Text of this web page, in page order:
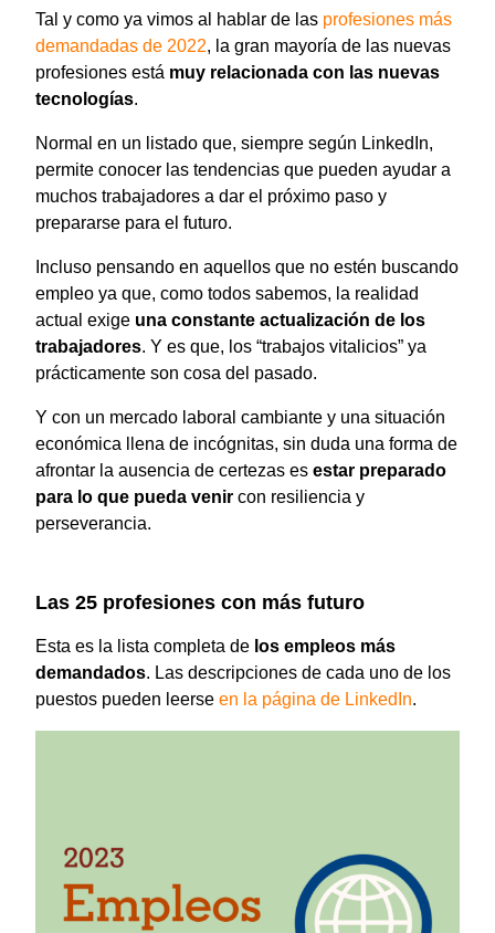
Tal y como ya vimos al hablar de las profesiones más
demandadas de 2022, la gran mayoría de las nuevas
profesiones está muy relacionada con las nuevas
tecnologías.
Normal en un listado que, siempre según LinkedIn,
permite conocer las tendencias que pueden ayudar a
muchos trabajadores a dar el próximo paso y
prepararse para el futuro.
Incluso pensando en aquellos que no estén buscando
empleo ya que, como todos sabemos, la realidad
actual exige una constante actualización de los
trabajadores. Y es que, los “trabajos vitalicios” ya
prácticamente son cosa del pasado.
Y con un mercado laboral cambiante y una situación
económica llena de incógnitas, sin duda una forma de
afrontar la ausencia de certezas es estar preparado
para lo que pueda venir con resiliencia y
perseverancia.
Las 25 profesiones con más futuro
Esta es la lista completa de los empleos más
demandados. Las descripciones de cada uno de los
puestos pueden leerse en la página de LinkedIn.